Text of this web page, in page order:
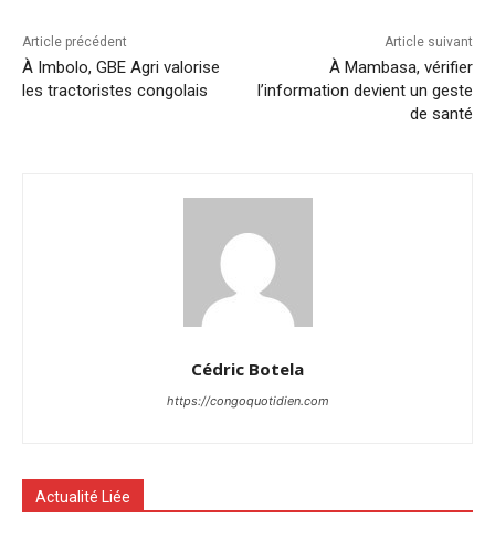
Article précédent
À Imbolo, GBE Agri valorise
les tractoristes congolais
Article suivant
À Mambasa, vérifier
l’information devient un geste
de santé
Cédric Botela
https://congoquotidien.com
Actualité Liée